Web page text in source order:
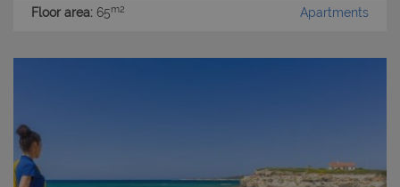
Floor area: 65m2 Apartments
degli utenti e la gestione dell'account. Il sito Web